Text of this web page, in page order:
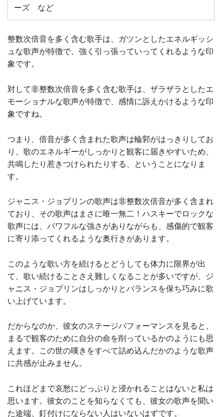
ーズ など
整数次倍音を多く含む歌手は、ガツンとしたエネルギッシ
ュな歌声が特徴で、強く引っ張っていってくれるような印
象です。
対して非整数次倍音を多く含む歌手は、ザラザラとしたエ
モーショナルな歌声が特徴で、感情に訴えかけるような印
象ですね。
つまり、倍音が多く含まれた歌声は輪郭がはっきりしてお
り、歌のエネルギーがしっかりと観客に届きやすいため、
共鳴したり惹きつけられたりする、ということになりま
す。
ジャニス・ジョプリンの歌声は非整数次倍音が多く含まれ
ており、その歌声はまさに唯一無二！ハスキーでロックな
歌声には、パワフルな強さがありながらも、感傷的で観客
に寄り添ってくれるような奥行きがあります。
このような歌い方を続けるとどうしても体力に限界が出
て、歌い続けることさえ難しくなることが多いですが、ジ
ャニス・ジョプリンはしっかりとバランスを保ち巧みに歌
い上げています。
だからなのか、彼女のステージパフォーマンスを見ると、
まるで観客のために自分の命を削っているかのようにも思
えます。この世の嘆きをすべて詰め込んだかのような歌声
に共感が止みません。
これほどまで哀愁にどっぷりと浸かれることはないと私は
思います。彼女のことを知らなくても、彼女の歌声を聞い
た途端、釘付けにならない人はいないはずです。